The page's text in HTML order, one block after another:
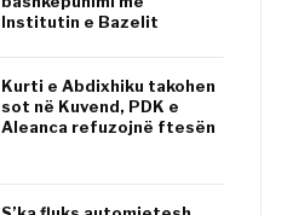
Institutin e Bazelit
Kurti e Abdixhiku takohen
sot në Kuvend, PDK e
Aleanca refuzojnë ftesën